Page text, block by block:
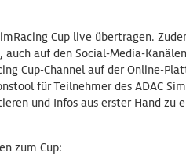
Cup live übertragen.
auf den Social-Media-
Cup-Channel auf der Online-
für Teilnehmer des ADAC
und Infos aus erster Hand zu
zum Cup: